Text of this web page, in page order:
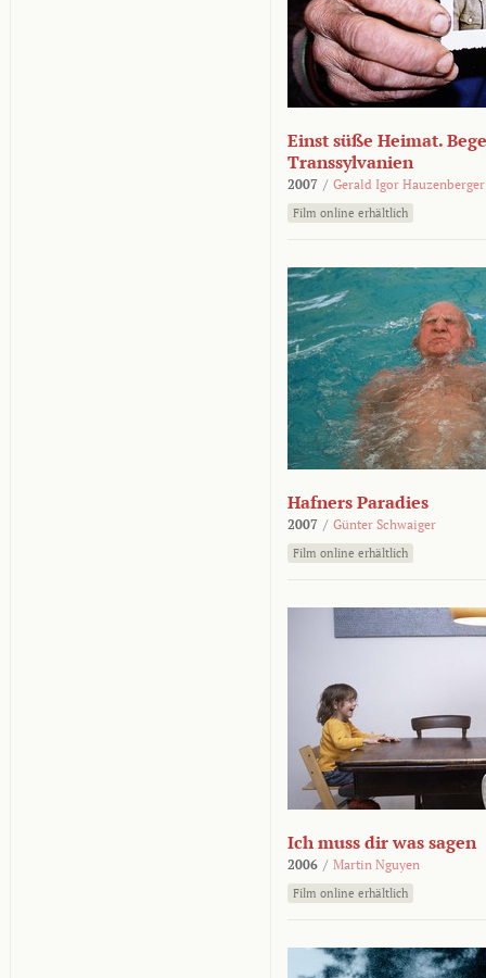
Einst süße Heimat.
Transsylvanien
2007 / Gerald Igor Hauzenberger
Film online erhältlich
Hafners Paradies
2007 / Günter Schwaiger
Film online erhältlich
Ich muss dir was sagen
2006 / Martin Nguyen
Film online erhältlich